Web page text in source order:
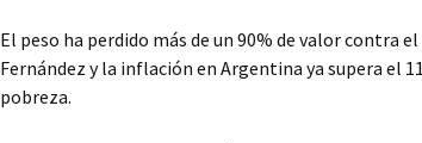
El peso ha perdido más de un 90% de valor contra
Fernández y la inflación en Argentina ya supera el
pobreza.